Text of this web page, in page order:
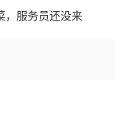
，服务员还没来